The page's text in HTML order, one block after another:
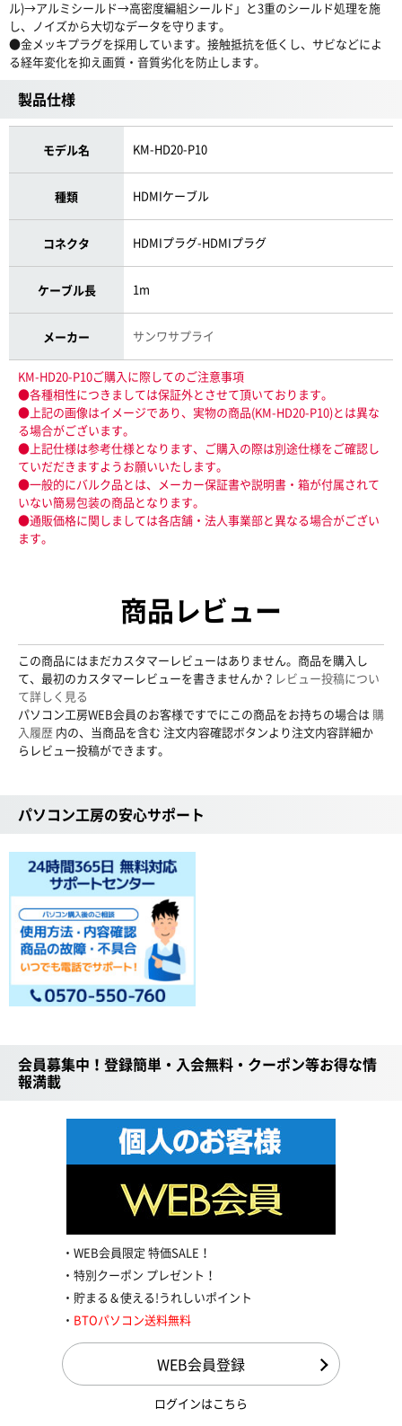
ル)→アルミシールド→高密度編組シールド」と3重のシールド処理を施
し、ノイズから大切なデータを守ります。
●金メッキプラグを採用しています。接触抵抗を低くし、サビなどによ
る経年変化を抑え画質・音質劣化を防止します。
製品仕様
モデル名 KM-HD20-P10
種類 HDMIケーブル
コネクタ HDMIプラグ-HDMIプラグ
ケーブル長 1m
メーカー サンワサプライ
KM-HD20-P10ご購入に際してのご注意事項
●各種相性につきましては保証外とさせて頂いております。
●上記の画像はイメージであり、実物の商品(KM-HD20-P10)とは異な
る場合がございます。
●上記仕様は参考仕様となります、ご購入の際は別途仕様をご確認し
ていだだきますようお願いいたします。
●一般的にバルク品とは、メーカー保証書や説明書・箱が付属されて
いない簡易包装の商品となります。
●通販価格に関しましては各店舗・法人事業部と異なる場合がござい
ます。
商品レビュー
この商品にはまだカスタマーレビューはありません。商品を購入し
て、最初のカスタマーレビューを書きませんか？ レビュー投稿につい
て詳しく見る
パソコン工房WEB会員のお客様ですでにこの商品をお持ちの場合は 購
入履歴 内の、当商品を含む 注文内容確認ボタンより注文内容詳細か
らレビュー投稿ができます。
パソコン工房の安心サポート
会員募集中！登録簡単・入会無料・クーポン等お得な情
報満載
WEB会員限定 特価SALE！
特別クーポン プレゼント！
貯まる＆使える!うれしいポイント
BTOパソコン送料無料
WEB会員登録
ログインはこちら